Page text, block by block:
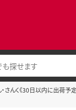
さんく《30日以内に出荷